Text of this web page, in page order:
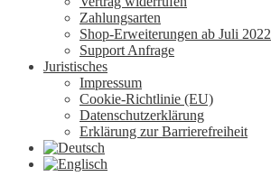
Zahlungsarten
Shop-Erweiterungen ab Juli 2022
Support Anfrage
Juristisches
Impressum
Cookie-Richtlinie (EU)
Datenschutzerklärung
Erklärung zur Barrierefreiheit